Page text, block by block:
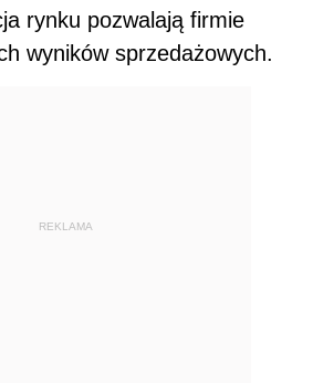
rynku pozwalają firmie
wyników sprzedażowych.
REKLAMA